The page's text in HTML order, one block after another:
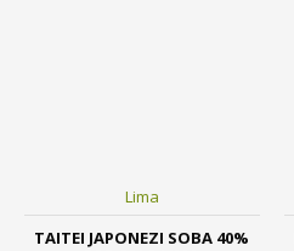
Lima
TAITEI JAPONEZI SOBA 40%